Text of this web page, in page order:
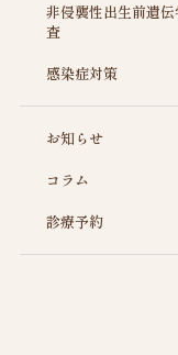
非侵襲性出生前遺
査
感染症対策
お知らせ
コラム
診療予約